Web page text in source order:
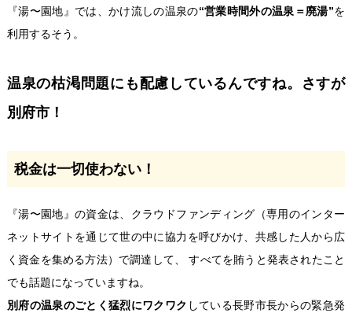
『湯〜園地』では、かけ流しの温泉の“営業時間外の温泉＝廃湯”を
利用するそう。
温泉の枯渇問題にも配慮しているんですね。さすが
別府市！
税金は一切使わない！
『湯〜園地』の資金は、クラウドファンディング（専用のインター
ネットサイトを通じて世の中に協力を呼びかけ、共感した人から広
く資金を集める方法）で調達して、 すべてを賄うと発表されたこと
でも話題になっていますね。
別府の温泉のごとく猛烈にワクワク している長野市長からの緊急発